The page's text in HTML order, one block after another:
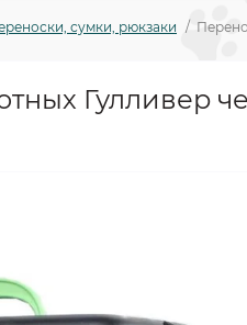
сумки, рюкзаки
Гулливер